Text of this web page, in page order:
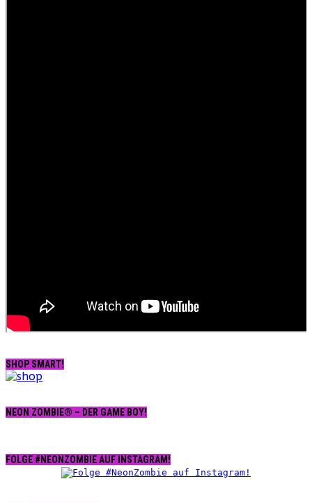
SHOP SMART!
NEON ZOMBIE® – DER GAME BOY!
FOLGE #NEONZOMBIE AUF INSTAGRAM!